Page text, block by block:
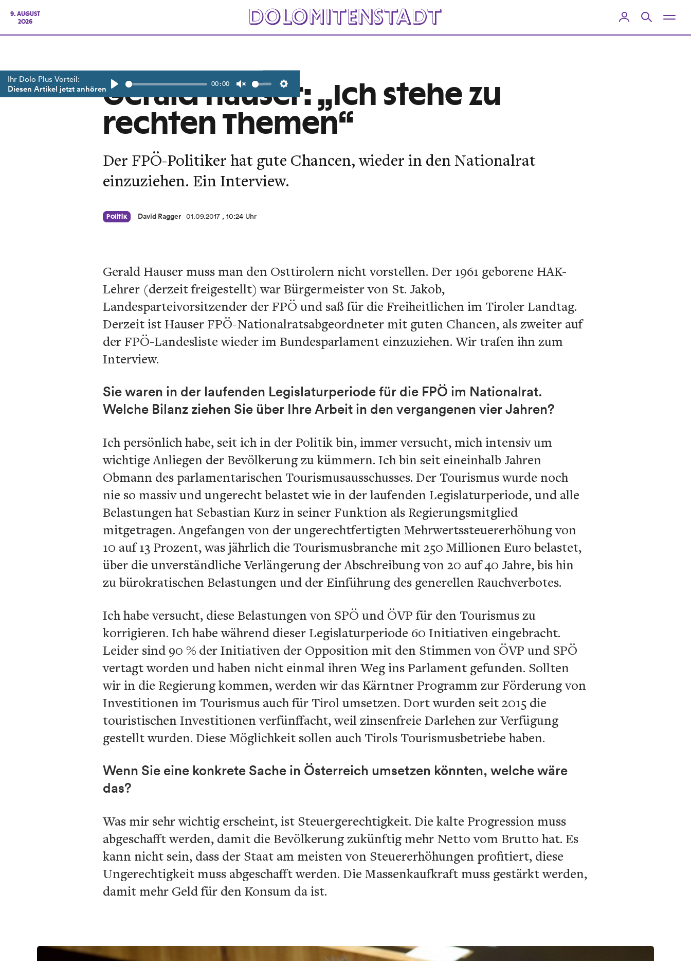
9. AUGUST
2026
Ihr Dolo Plus Vorteil:
Diesen Artikel jetzt anhören 00:00
Settings
Gerald Hauser: „Ich stehe zu
rechten Themen“
Der FPÖ-Politiker hat gute Chancen, wieder in den Nationalrat
einzuziehen. Ein Interview.
Politik David Ragger 01.09.2017 , 10:24 Uhr
Gerald Hauser muss man den Osttirolern nicht vorstellen. Der 1961 geborene HAK-
Lehrer (derzeit freigestellt) war Bürgermeister von St. Jakob,
Landesparteivorsitzender der FPÖ und saß für die Freiheitlichen im Tiroler Landtag.
Derzeit ist Hauser FPÖ-Nationalratsabgeordneter mit guten Chancen, als zweiter auf
der FPÖ-Landesliste wieder im Bundesparlament einzuziehen. Wir trafen ihn zum
Interview.
Sie waren in der laufenden Legislaturperiode für die FPÖ im Nationalrat.
Welche Bilanz ziehen Sie über Ihre Arbeit in den vergangenen vier Jahren?
Ich persönlich habe, seit ich in der Politik bin, immer versucht, mich intensiv um
wichtige Anliegen der Bevölkerung zu kümmern. Ich bin seit eineinhalb Jahren
Obmann des parlamentarischen Tourismusausschusses. Der Tourismus wurde noch
nie so massiv und ungerecht belastet wie in der laufenden Legislaturperiode, und alle
Belastungen hat Sebastian Kurz in seiner Funktion als Regierungsmitglied
mitgetragen. Angefangen von der ungerechtfertigten Mehrwertssteuererhöhung von
10 auf 13 Prozent, was jährlich die Tourismusbranche mit 250 Millionen Euro belastet,
über die unverständliche Verlängerung der Abschreibung von 20 auf 40 Jahre, bis hin
zu bürokratischen Belastungen und der Einführung des generellen Rauchverbotes.
Ich habe versucht, diese Belastungen von SPÖ und ÖVP für den Tourismus zu
korrigieren. Ich habe während dieser Legislaturperiode 60 Initiativen eingebracht.
Leider sind 90 % der Initiativen der Opposition mit den Stimmen von ÖVP und SPÖ
vertagt worden und haben nicht einmal ihren Weg ins Parlament gefunden. Sollten
wir in die Regierung kommen, werden wir das Kärntner Programm zur Förderung von
Investitionen im Tourismus auch für Tirol umsetzen. Dort wurden seit 2015 die
touristischen Investitionen verfünffacht, weil zinsenfreie Darlehen zur Verfügung
gestellt wurden. Diese Möglichkeit sollen auch Tirols Tourismusbetriebe haben.
Wenn Sie eine konkrete Sache in Österreich umsetzen könnten, welche wäre
das?
Was mir sehr wichtig erscheint, ist Steuergerechtigkeit. Die kalte Progression muss
abgeschafft werden, damit die Bevölkerung zukünftig mehr Netto vom Brutto hat. Es
kann nicht sein, dass der Staat am meisten von Steuererhöhungen profitiert, diese
Ungerechtigkeit muss abgeschafft werden. Die Massenkaufkraft muss gestärkt werden,
damit mehr Geld für den Konsum da ist.